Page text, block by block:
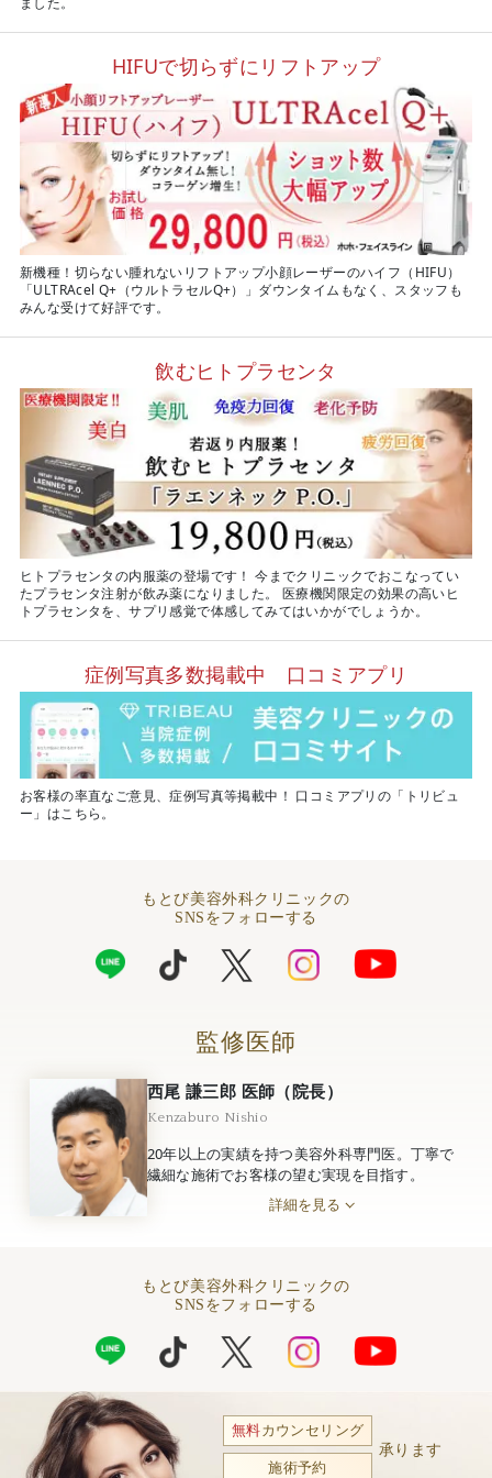
HIFUで切らずにリフトアップ
新機種！切らない腫れないリフトアップ小顔レーザーのハイフ（HIFU）
「ULTRAcel Q+（ウルトラセルQ+）」ダウンタイムもなく、スタッフも
みんな受けて好評です。
飲むヒトプラセンタ
ヒトプラセンタの内服薬の登場です！ 今までクリニックでおこなってい
たプラセンタ注射が飲み薬になりました。 医療機関限定の効果の高いヒ
トプラセンタを、サプリ感覚で体感してみてはいかがでしょうか。
症例写真多数掲載中 口コミアプリ
お客様の率直なご意見、症例写真等掲載中！ 口コミアプリの「トリビュ
ー」はこちら。
もとび美容外科クリニックの
SNSをフォローする
監修医師
西尾 謙三郎 医師（院長）
Kenzaburo Nishio
20年以上の実績を持つ美容外科専門医。丁寧で
繊細な施術でお客様の望む実現を目指す。
詳細を見る
もとび美容外科クリニックの
SNSをフォローする
無料カウンセリング
施術予約
承ります